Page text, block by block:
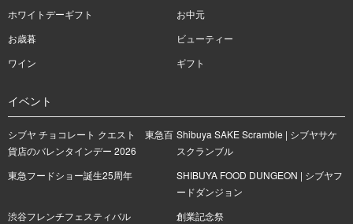
ホワイトデーギフト
お中元
お歳暮
ビューティー
ワイン
ギフト
イベント
シブヤ チョコレート クエスト 東急百
貨店のバレンタインデー 2026
Shibuya SAKE Scramble | シブヤサケ
スクランブル
東急フードショー誕生25周年
SHIBUYA FOOD DUNGEON | シブヤフ
ードダンジョン
渋谷フレンチフェスティバル
創業記念祭